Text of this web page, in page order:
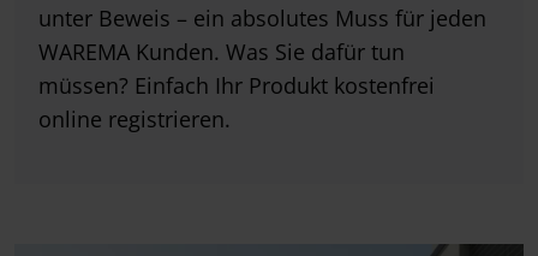
unter Beweis – ein absolutes Muss für jeden
WAREMA Kunden. Was Sie dafür tun
müssen? Einfach Ihr Produkt kostenfrei
online registrieren.